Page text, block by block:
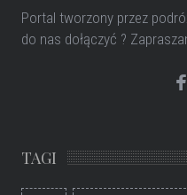
Portal tworzony przez
do nas dołączyć ?
TAGI